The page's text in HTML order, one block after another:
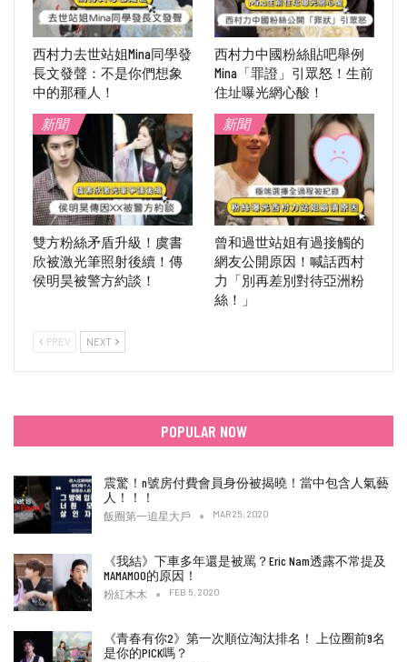
西村力去世站姐Mina同學發
長文發聲：不是你們想象
中的那種人！
西村力中國粉絲貼吧舉例
Mina「罪證」引眾怒！生前
住址曝光網心酸！
新聞
雙方粉絲矛盾升級！虞書
欣被激光筆照射後續！傳
侯明昊被警方約談！
新聞
曾和過世站姐有過接觸的
網友公開原因！喊話西村
力「別再差別對待亞洲粉
絲！」
PREV NEXT
POPULAR NOW
震驚！n號房付費會員身份被揭曉！當中包含人氣藝
人！！！
飯圈第一追星大戶 MAR 25, 2020
《我結》下車多年還是被罵？Eric Nam透露不常提及
MAMAMOO的原因！
粉紅木木 FEB 5, 2020
《青春有你2》第一次順位淘汰排名！ 上位圈前9名
是你的PICK嗎？